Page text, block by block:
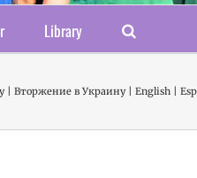
Library
| Вторжение в Украину | English |